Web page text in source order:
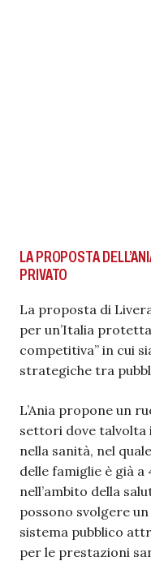
LA PROPOSTA
PRIVATO
La proposta di
per un’Italia
competitiva” in cui
strategiche tra
L’Ania propone un
settori dove talvolta
nella sanità, nel
delle famiglie è già a
nell’ambito della
possono svolgere
sistema pubblico
per le prestazioni